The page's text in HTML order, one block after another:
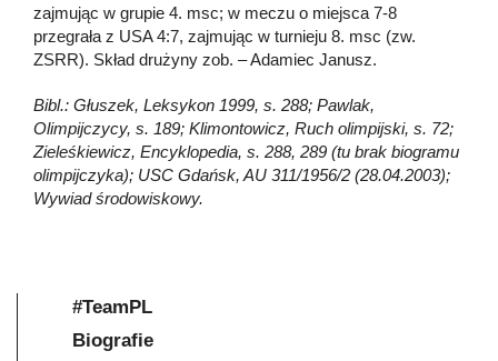
zajmując w grupie 4. msc; w meczu o miejsca 7-8
przegrała z USA 4:7, zajmując w turnieju 8. msc (zw.
ZSRR). Skład drużyny zob. – Adamiec Janusz.
Bibl.: Głuszek, Leksykon 1999, s. 288; Pawlak,
Olimpijczycy, s. 189; Klimontowicz, Ruch olimpijski, s. 72;
Zieleśkiewicz, Encyklopedia, s. 288, 289 (tu brak biogramu
olimpijczyka); USC Gdańsk, AU 311/1956/2 (28.04.2003);
Wywiad środowiskowy.
#TeamPL
Biografie